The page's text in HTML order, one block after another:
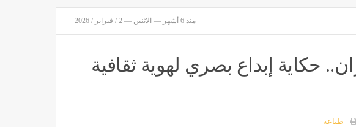
منذ 6 أشهر — الاثنين — 2 / فبراير / 2026
حكاية إبداع بصري لهوية ثقافية
طباعة